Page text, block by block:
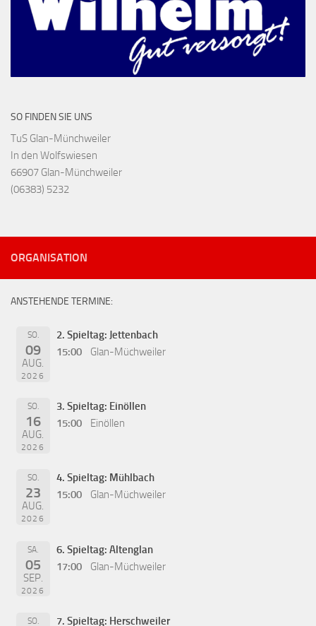
SO FINDEN SIE UNS
TuS Glan-Münchweiler
In den Wolfswiesen
66907 Glan-Münchweiler
(06383) 5232
ORGANISATION
ANSTEHENDE TERMINE:
SO.
09
AUG.
2026
2. Spieltag: Jettenbach
15:00
Glan-Müchweiler
SO.
16
AUG.
2026
3. Spieltag: Einöllen
15:00
Einöllen
SO.
23
AUG.
2026
4. Spieltag: Mühlbach
15:00
Glan-Müchweiler
SA.
05
SEP.
2026
6. Spieltag: Altenglan
17:00
Glan-Müchweiler
SO. 7. Spieltag: Herschweiler